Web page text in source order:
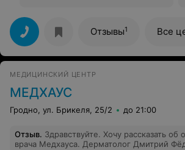
Отзывы1 Все
МЕДИЦИНСКИЙ ЦЕНТР
МЕДХАУС
Гродно, ул. Брикеля, 25/2 до 21:00
Отзыв. Здравствуйте. Хочу рассказать об
врача Медхауса. Дерматолог Дмитрий